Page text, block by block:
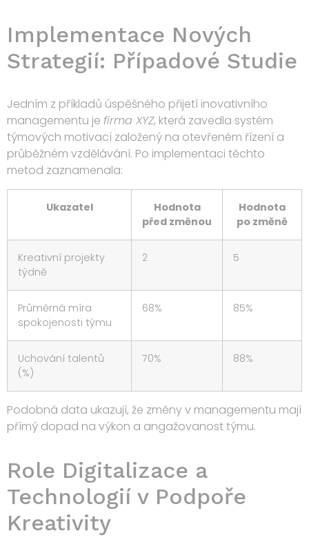
Implementace Nových
Strategií: Případové Studie
Jedním z příkladů úspěšného přijetí inovativního
managementu je firma XYZ, která zavedla systém
týmových motivací založený na otevřeném řízení a
průběžném vzdělávání. Po implementaci těchto
metod zaznamenala:
Ukazatel
Hodnota
před změnou
Hodnota
po změně
Kreativní projekty
týdně
2 5
Průměrná míra
spokojenosti týmu
68% 85%
Uchování talentů
(%)
70% 88%
Podobná data ukazují, že změny v managementu mají
přímý dopad na výkon a angažovanost týmu.
Role Digitalizace a
Technologií v Podpoře
Kreativity